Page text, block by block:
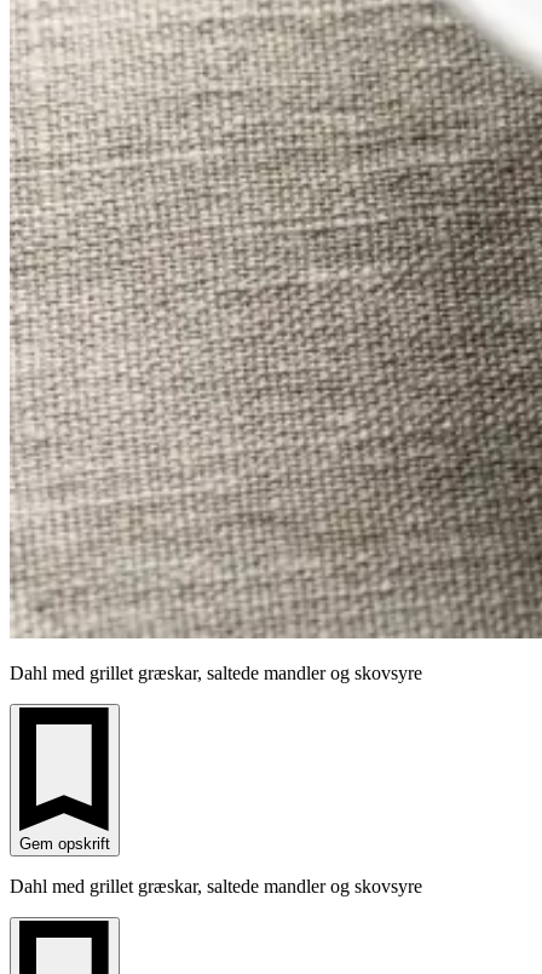
Dahl med grillet græskar, saltede mandler og skovsyre
Gem opskrift
Dahl med grillet græskar, saltede mandler og skovsyre